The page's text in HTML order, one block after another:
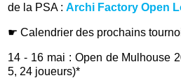
de la PSA :Archi Factory Open
☛ Calendrier des prochains
14 - 16 mai : Open de Mulhouse
5, 24 joueurs)*